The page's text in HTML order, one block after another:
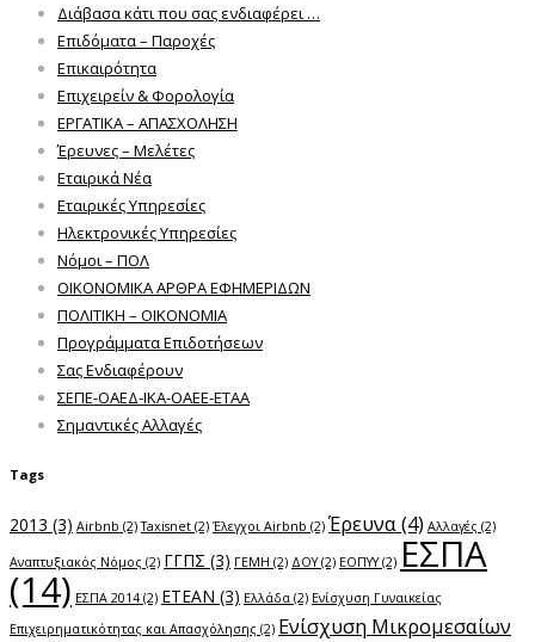
Διάβασα κάτι που σας ενδιαφέρει …
Επιδόματα – Παροχές
Επικαιρότητα
Επιχειρείν & Φορολογία
ΕΡΓΑΤΙΚΑ – ΑΠΑΣΧΟΛΗΣΗ
Έρευνες – Μελέτες
Εταιρικά Νέα
Εταιρικές Υπηρεσίες
Ηλεκτρονικές Υπηρεσίες
Νόμοι – ΠΟΛ
ΟΙΚΟΝΟΜΙΚΑ ΑΡΘΡΑ ΕΦΗΜΕΡΙΔΩΝ
ΠΟΛΙΤΙΚΗ – ΟΙΚΟΝΟΜΙΑ
Προγράμματα Επιδοτήσεων
Σας Ενδιαφέρουν
ΣΕΠΕ-ΟΑΕΔ-ΙΚΑ-ΟΑΕΕ-ΕΤΑΑ
Σημαντικές Αλλαγές
Tags
2013 (3) Airbnb (2) Taxisnet (2) Έλεγχοι Airbnb (2) Έρευνα(4) Αλλαγές (2)
Αναπτυξιακός Νόμος (2) ΓΓΠΣ (3) ΓΕΜΗ (2) ΔΟΥ(2) ΕΟΠΥΥ(2) ΕΣΠΑ
(14) ΕΣΠΑ 2014 (2) ΕΤΕΑΝ (3) Ελλάδα (2) Ενίσχυση Γυναικείας
Επιχειρηματικότητας και Απασχόλησης (2) Ενίσχυση Μικρομεσαίων